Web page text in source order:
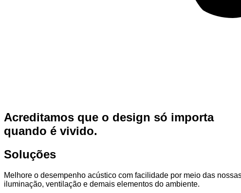
Acreditamos que o design só importa
quando é vivido.
Soluções
Melhore o desempenho acústico com facilidade por meio das
iluminação, ventilação e demais elementos do ambiente.